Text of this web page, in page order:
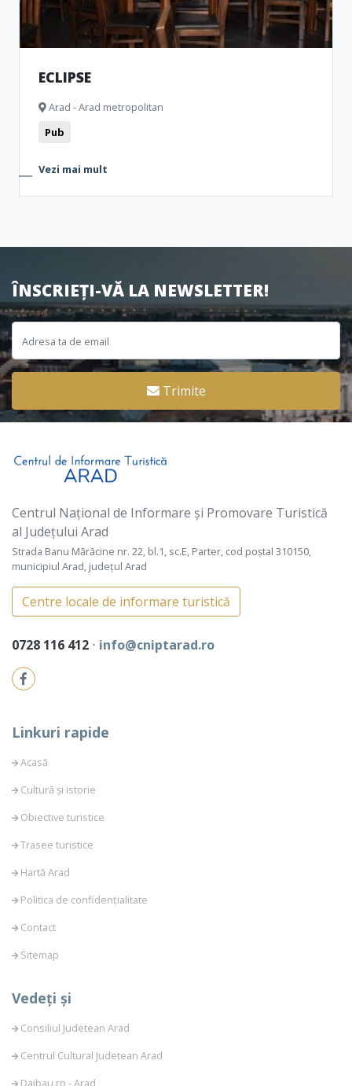
ECLIPSE
Arad - Arad metropolitan
Pub
Vezi mai mult
ÎNSCRIEȚI-VĂ LA NEWSLETTER!
Trimite
Centrul Național de Informare și Promovare Turistică
al Județului Arad
Strada Banu Mărăcine nr. 22, bl.1, sc.E, Parter, cod poștal 310150,
municipiul Arad, județul Arad
Centre locale de informare turistică
0728 116 412 ⋅ info@cniptarad.ro
Linkuri rapide
Acasă
Cultură și istorie
Obiective turistice
Trasee turistice
Hartă Arad
Politica de confidențialitate
Contact
Sitemap
Vedeți și
Consiliul Judetean Arad
Centrul Cultural Judetean Arad
Daibau.ro - Arad